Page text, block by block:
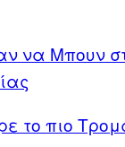
να Μπουν
το πιο